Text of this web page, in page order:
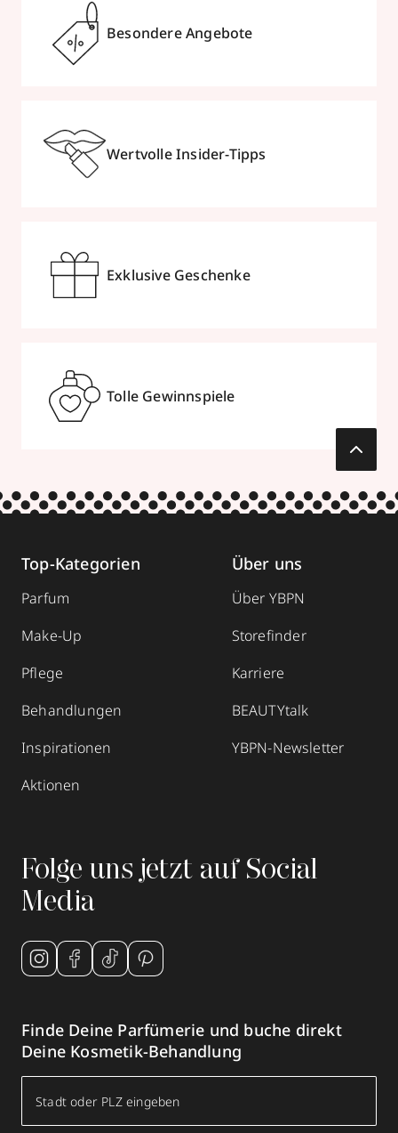
Besondere Angebote
Wertvolle Insider-Tipps
Exklusive Geschenke
Tolle Gewinnspiele
Top-Kategorien
Parfum
Make-Up
Pflege
Behandlungen
Inspirationen
Aktionen
Über uns
Über YBPN
Storefinder
Karriere
BEAUTYtalk
YBPN-Newsletter
Folge uns jetzt auf Social
Media
Finde Deine Parfümerie und buche direkt
Deine Kosmetik-Behandlung